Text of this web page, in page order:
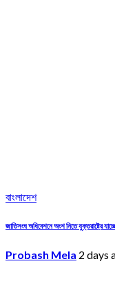
বাংলাদেশ
জাতিসংঘ অধিবেশনে অংশ নিতে যুক্তরাষ্ট্রে
Probash Mela 2 days